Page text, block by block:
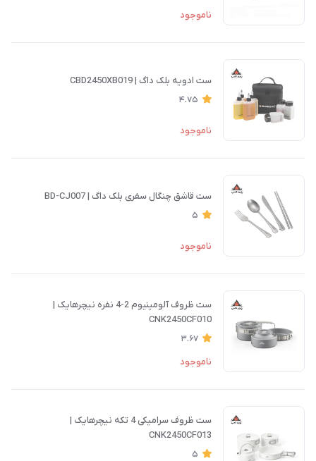
ناموجود
ست ادویه بلک داگ | CBD2450XB019
4.75
ناموجود
ست قاشق چنگال سفری بلک داگ | BD-CJ007
5
ناموجود
ست ظروف آلومینیوم 2-4 نفره نیچرهایک |
CNK2450CF010
3.67
ناموجود
ست ظروف سرامیکی 4 تکه نیچرهایک |
CNK2450CF013
5